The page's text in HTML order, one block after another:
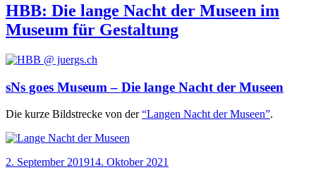
HBB: Die lange Nacht der Museen im
Museum für Gestaltung
sNs goes Museum – Die lange Nacht der Museen
Die kur­ze Bild­stre­cke von der“Lan­gen Nacht der Muse­en”.
Veröffentlicht
2. September 201914. Oktober 2021